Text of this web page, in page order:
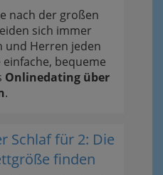
nach der großen
sich immer
und Herren jeden
bequeme
Onlinedating über
.
Schlaf für 2: Die
finden